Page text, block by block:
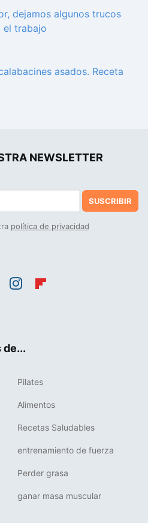
dejamos algunos trucos
el trabajo
asados. Receta
NEWSLETTER
SUSCRIBIR
política de privacidad
de...
Pilates
Alimentos
Recetas Saludables
entrenamiento de fuerza
Perder grasa
ganar masa muscular